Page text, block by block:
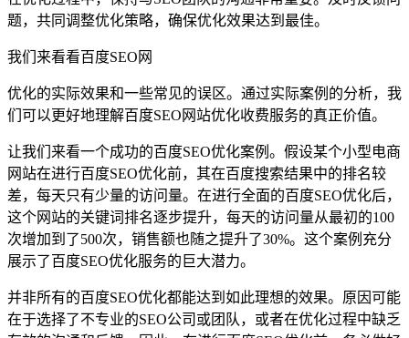
题，共同调整优化策略，确保优化效果达到最佳。
我们来看看百度SEO网
优化的实际效果和一些常见的误区。通过实际案例的分析，我
们可以更好地理解百度SEO网站优化收费服务的真正价值。
让我们来看一个成功的百度SEO优化案例。假设某个小型电商
网站在进行百度SEO优化前，其在百度搜索结果中的排名较
差，每天只有少量的访问量。在进行全面的百度SEO优化后，
这个网站的关键词排名逐步提升，每天的访问量从最初的100
次增加到了500次，销售额也随之提升了30%。这个案例充分
展示了百度SEO优化服务的巨大潜力。
并非所有的百度SEO优化都能达到如此理想的效果。原因可能
在于选择了不专业的SEO公司或团队，或者在优化过程中缺乏